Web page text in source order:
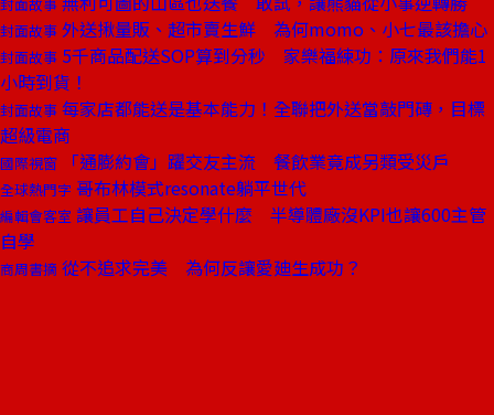
封面故事 外送揪量販、超市賣生鮮 為何momo、小七最該擔心
封面故事 5千商品配送SOP算到分秒 家樂福練功：原來我們能1
小時到貨！
封面故事 每家店都能送是基本能力！全聯把外送當敲門磚，目標
超級電商
國際視窗 「通膨約會」躍交友主流 餐飲業竟成另類受災戶
全球熱門字 哥布林模式resonate躺平世代
編輯會客室 讓員工自己決定學什麼 半導體廠沒KPI也讓600主管
自學
商周書摘 從不追求完美 為何反讓愛廸生成功？